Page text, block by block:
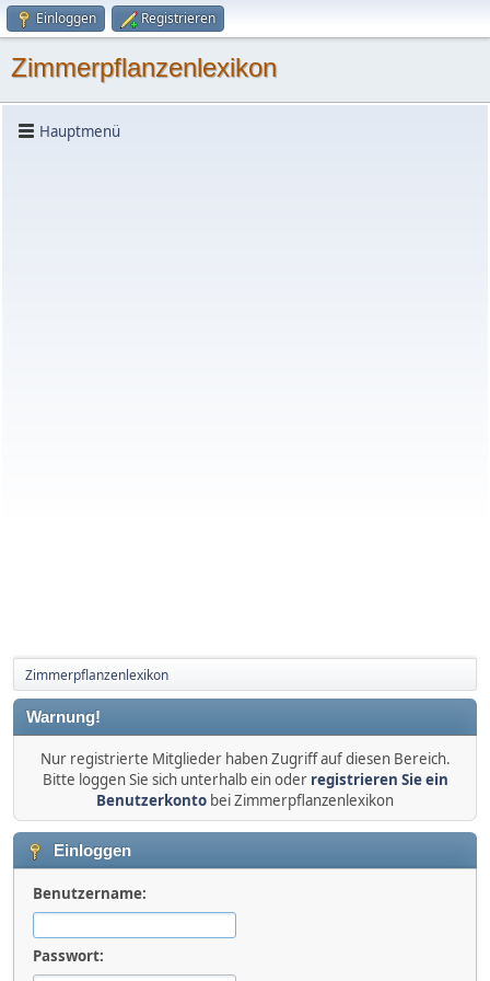
Einloggen Registrieren
Zimmerpflanzenlexikon
Hauptmenü
Zimmerpflanzenlexikon
Warnung!
Nur registrierte Mitglieder haben Zugriff auf diesen Bereich.
Bitte loggen Sie sich unterhalb ein oder registrieren Sie ein
Benutzerkonto bei Zimmerpflanzenlexikon
Einloggen
Benutzername:
Passwort: